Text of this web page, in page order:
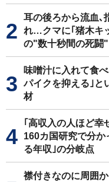
耳の後ろから流血､
れ…クマに｢猪木キ
の"数十秒間の死闘"
味噌汁に入れて食
パイクを抑える｣と
材
｢高収入の人ほど
160カ国研究で分か
る年収｣の分岐点
襟付きなのに周囲